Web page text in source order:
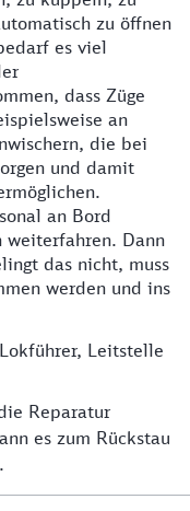
zu öffnen
es viel
dass Züge
an
die bei
und damit
an Bord
weiterfahren. Dann
das nicht, muss
werden und ins
Leitstelle
Reparatur
es zum Rückstau